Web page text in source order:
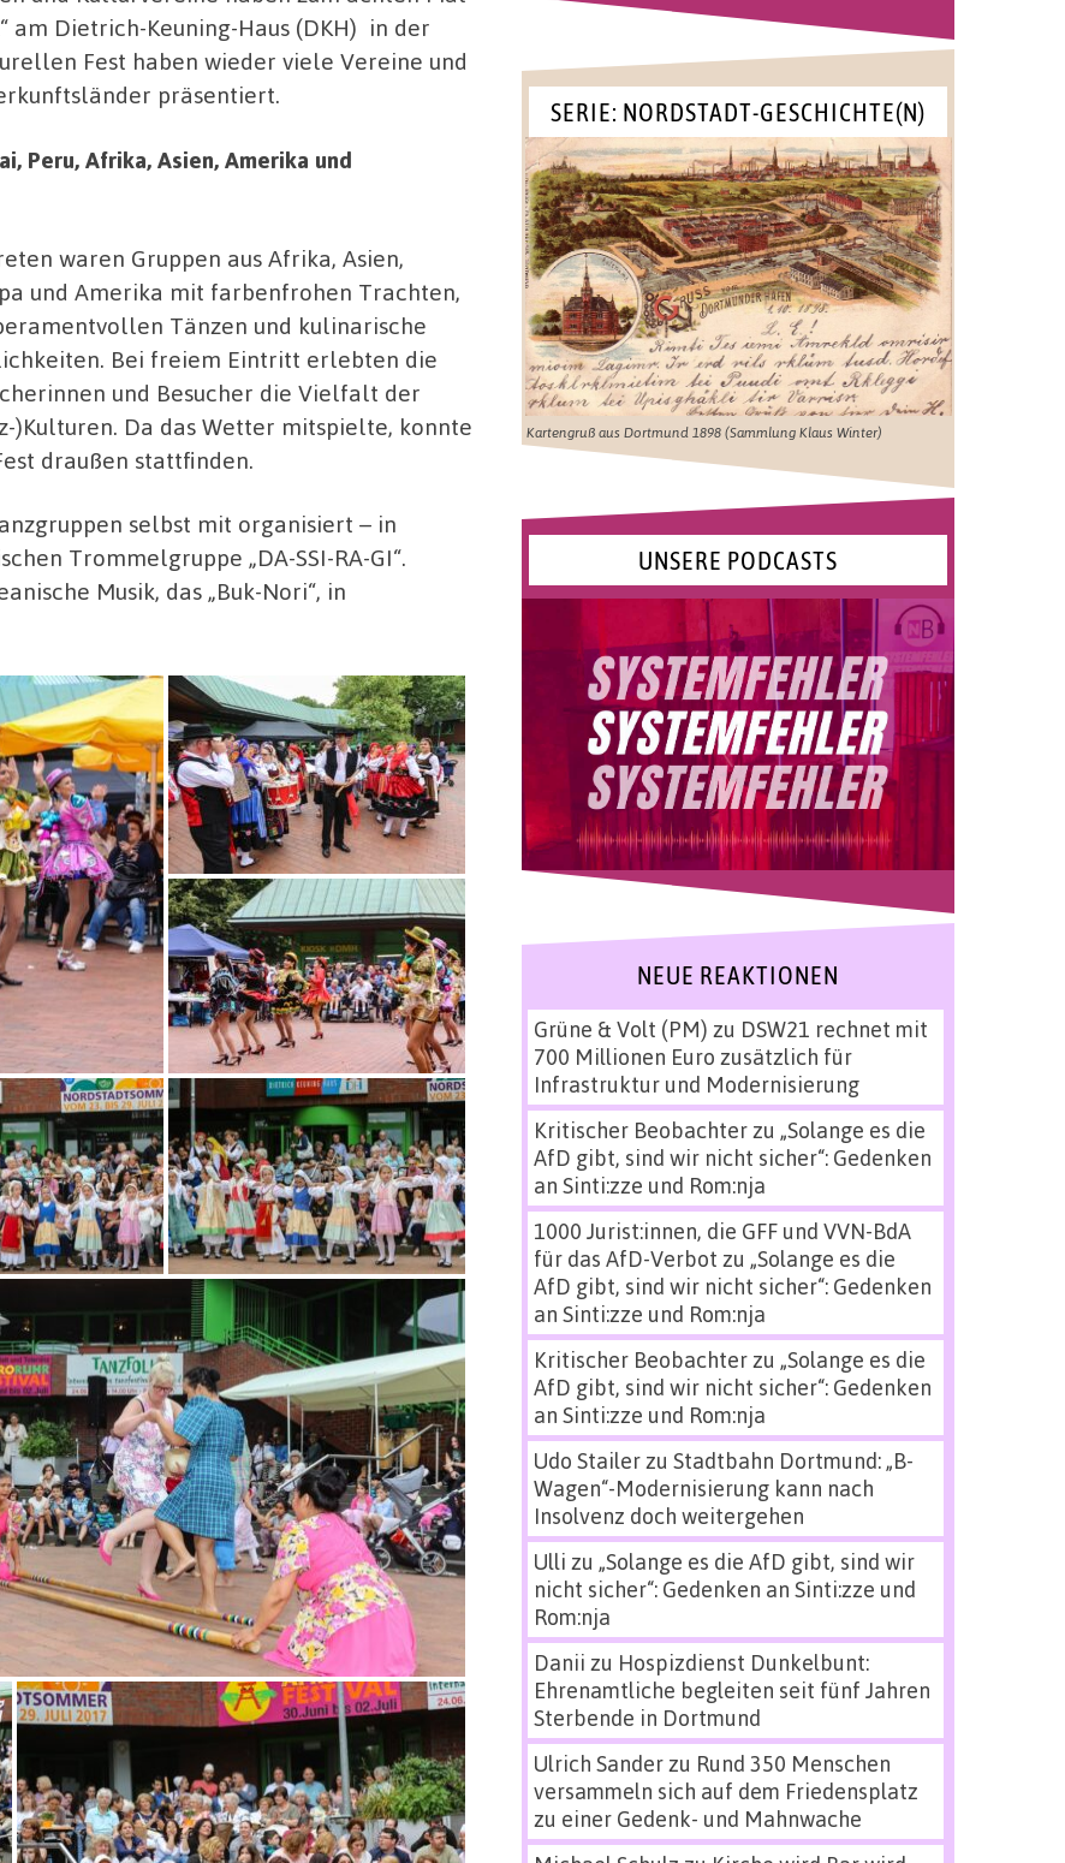
Dietrich-Keuning-Haus (DKH) in der
Fest haben wieder viele Vereine und
präsentiert.
Peru, Afrika, Asien, Amerika und
waren Gruppen aus Afrika, Asien,
und Amerika mit farbenfrohen Trachten,
Tänzen und kulinarische
Bei freiem Eintritt erlebten die
und Besucher die Vielfalt der
)Kulturen. Da das Wetter mitspielte, konnte
draußen stattfinden.
selbst mit organisiert – in
Trommelgruppe „DA-SSI-RA-GI“.
Musik, das „Buk-Nori“, in
SERIE: NORDSTADT-GESCHICHTE(N)
Kartengruß aus Dortmund 1898 (Sammlung Klaus Winter)
UNSERE PODCASTS
NEUE REAKTIONEN
Grüne & Volt (PM) zu DSW21 rechnet mit
700 Millionen Euro zusätzlich für
Infrastruktur und Modernisierung
Kritischer Beobachterzu „Solange es die
AfD gibt, sind wir nicht sicher“: Gedenken
an Sinti:zze und Rom:nja
1000 Jurist:innen, die GFF und VVN-BdA
für das AfD-Verbot zu „Solange es die
AfD gibt, sind wir nicht sicher“: Gedenken
an Sinti:zze und Rom:nja
Kritischer Beobachterzu „Solange es die
AfD gibt, sind wir nicht sicher“: Gedenken
an Sinti:zze und Rom:nja
Udo Stailerzu Stadtbahn Dortmund: „B-
Wagen“-Modernisierung kann nach
Insolvenz doch weitergehen
Ulli zu „Solange es die AfD gibt, sind wir
nicht sicher“: Gedenken an Sinti:zze und
Rom:nja
Danii zu Hospizdienst Dunkelbunt:
Ehrenamtliche begleiten seit fünf Jahren
Sterbende in Dortmund
Ulrich Sanderzu Rund 350 Menschen
versammeln sich auf dem Friedensplatz
zu einer Gedenk- und Mahnwache